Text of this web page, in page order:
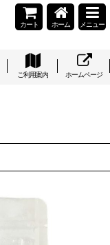
カート ホーム メニュー
ご利用案内 ホームページ